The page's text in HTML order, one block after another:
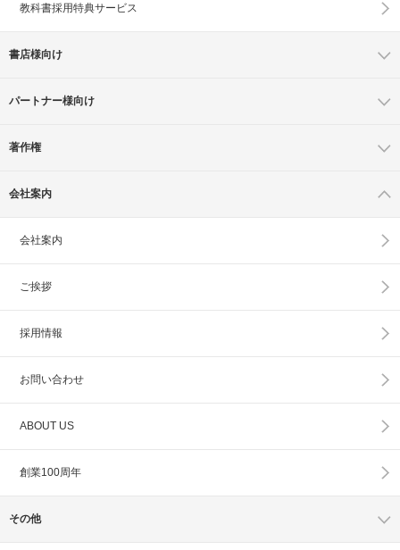
教科書採用特典サービス
書店様向け
パートナー様向け
著作権
会社案内
会社案内
ご挨拶
採用情報
お問い合わせ
ABOUT US
創業100周年
その他